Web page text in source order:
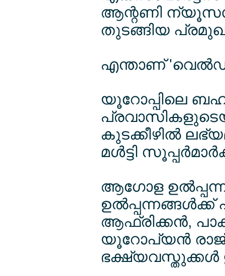
ആന്റണി
തുടങ്ങിയ
എന്താണ് 'വെല്‍ഡ്'
യൂറോപ്പിലെ
കുടക്കീഴില്‍
മള്‍ട്ടി
ആഗോള
ആഫ്രിക്കന്‍,
യൂറോപ്യന്‍
ഭക്ഷ്യവസ്തുക്കള്‍